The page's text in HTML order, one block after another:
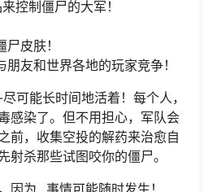
控制僵尸的大军！
皮肤！
友和世界各地的玩家竞争！
可能长时间地活着！每个人，
感染了。但不用担心，军队会
前，收集空投的解药来治愈自
射杀那些试图咬你的僵尸。